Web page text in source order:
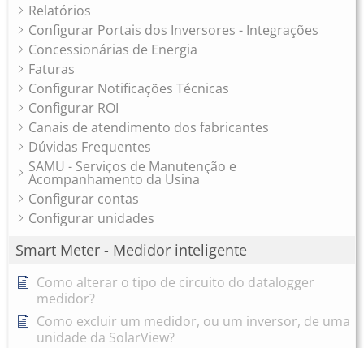
Relatórios
Configurar Portais dos Inversores - Integrações
Concessionárias de Energia
Faturas
Configurar Notificações Técnicas
Configurar ROI
Canais de atendimento dos fabricantes
Dúvidas Frequentes
SAMU - Serviços de Manutenção e
Acompanhamento da Usina
Configurar contas
Configurar unidades
Smart Meter - Medidor inteligente
Como alterar o tipo de circuito do datalogger
medidor?
Como excluir um medidor, ou um inversor, de uma
unidade da SolarView?